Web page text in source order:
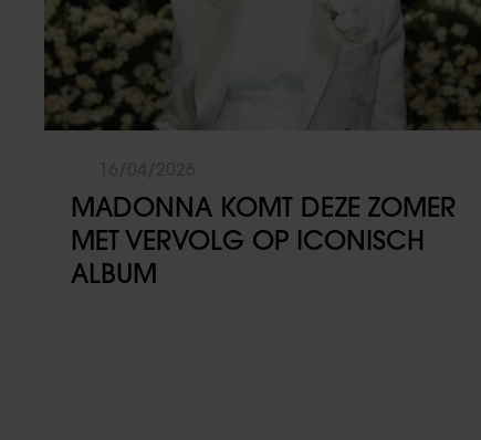
MADONNA KOMT DEZE ZOMER
MET VERVOLG OP ICONISCH
ALBUM